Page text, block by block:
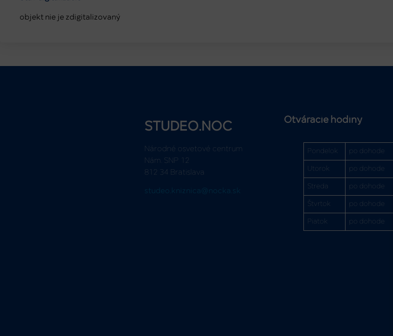
objekt nie je zdigitalizovaný
STUDEO.NOC
Národné osvetové centrum
Nám. SNP 12
812 34 Bratislava
studeo.kniznica@nocka.sk
Otváracie hodiny
Pondelok po dohode
Utorok po dohode
Streda po dohode
Štvrtok po dohode
Piatok po dohode